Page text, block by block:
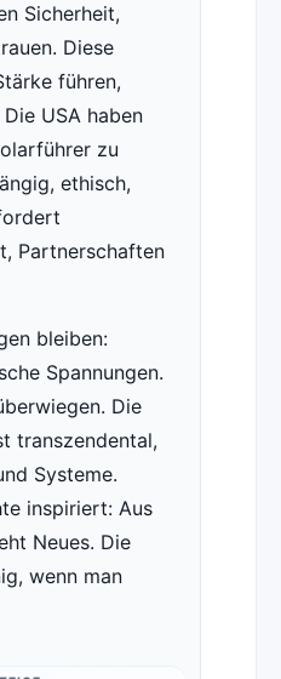
Sicherheit,
Diese
führen,
USA haben
zu
ethisch,
Partnerschaften
bleiben:
Spannungen.
Die
transzendental,
Systeme.
inspiriert: Aus
Neues. Die
wenn man